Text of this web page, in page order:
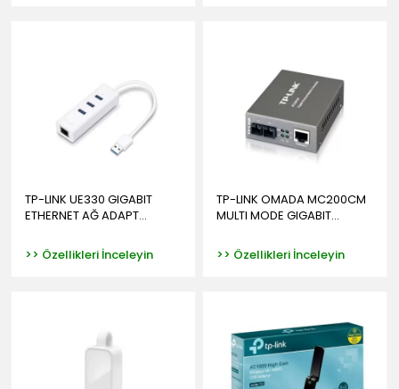
TP-LINK UE330 GIGABIT
ETHERNET AĞ ADAPT...
>> Özellikleri İnceleyin
TP-LINK OMADA MC200CM
MULTI MODE GIGABIT...
>> Özellikleri İnceleyin